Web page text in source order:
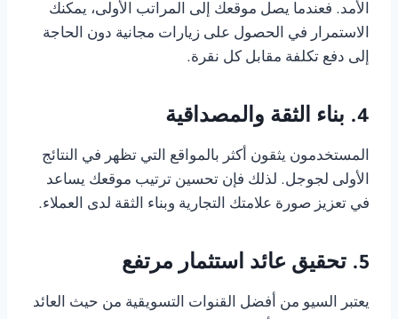
الأمد. فعندما يصل موقعك إلى المراتب الأولى، يمكنك
الاستمرار في الحصول على زيارات مجانية دون الحاجة
إلى دفع تكلفة مقابل كل نقرة.
4. بناء الثقة والمصداقية
المستخدمون يثقون أكثر بالمواقع التي تظهر في النتائج
الأولى لجوجل. لذلك فإن تحسين ترتيب موقعك يساعد
في تعزيز صورة علامتك التجارية وبناء الثقة لدى العملاء.
5. تحقيق عائد استثمار مرتفع
يعتبر السيو من أفضل القنوات التسويقية من حيث العائد